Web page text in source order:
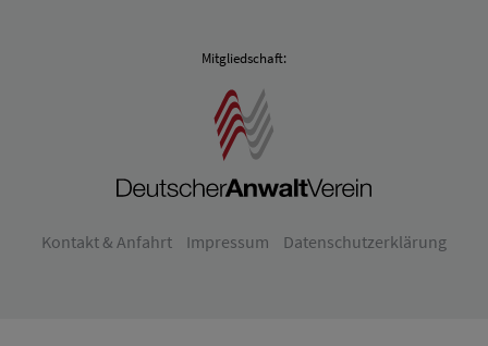
Mitgliedschaft:
Kontakt & Anfahrt Impressum Datenschutzerklärung